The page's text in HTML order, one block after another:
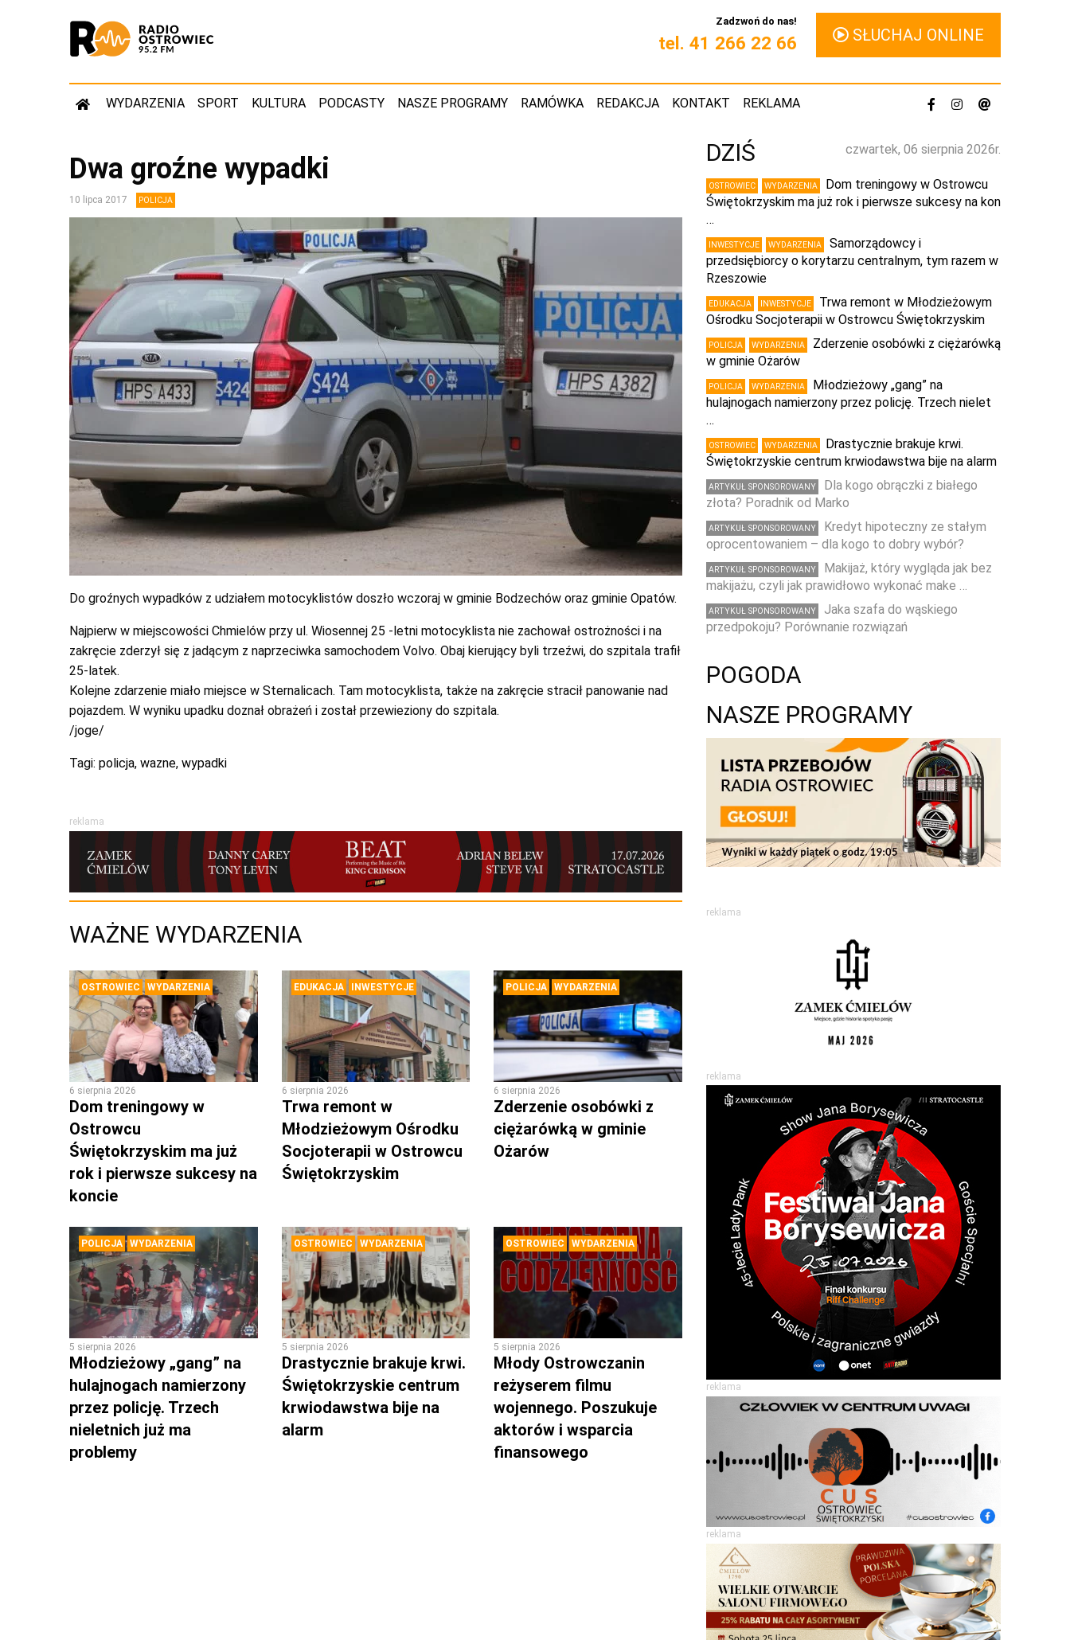
Zadzwoń do nas!
tel. 41 266 22 66 SŁUCHAJ ONLINE
WYDARZENIA SPORT KULTURA PODCASTY NASZE PROGRAMY RAMÓWKA REDAKCJA KONTAKT REKLAMA
Dwa groźne wypadki
10 lipca 2017 POLICJA
Do groźnych wypadków z udziałem motocyklistów doszło wczoraj w gminie Bodzechów oraz gminie Opatów.
Najpierw w miejscowości Chmielów przy ul. Wiosennej 25 -letni motocyklista nie zachował ostrożności i na
zakręcie zderzył się z jadącym z naprzeciwka samochodem Volvo. Obaj kierujący byli trzeźwi, do szpitala trafił
25-latek.
Kolejne zdarzenie miało miejsce w Sternalicach. Tam motocyklista, także na zakręcie stracił panowanie nad
pojazdem. W wyniku upadku doznał obrażeń i został przewieziony do szpitala.
/joge/
Tagi: policja, wazne, wypadki
reklama
WAŻNE WYDARZENIA
OSTROWIEC WYDARZENIA
6 sierpnia 2026
Dom treningowy w
Ostrowcu
Świętokrzyskim ma już
rok i pierwsze sukcesy na
koncie
EDUKACJA INWESTYCJE
6 sierpnia 2026
Trwa remont w
Młodzieżowym Ośrodku
Socjoterapii w Ostrowcu
Świętokrzyskim
POLICJA WYDARZENIA
6 sierpnia 2026
Zderzenie osobówki z
ciężarówką w gminie
Ożarów
POLICJA WYDARZENIA
5 sierpnia 2026
Młodzieżowy „gang” na
hulajnogach namierzony
przez policję. Trzech
nieletnich już ma
problemy
OSTROWIEC WYDARZENIA
5 sierpnia 2026
Drastycznie brakuje krwi.
Świętokrzyskie centrum
krwiodawstwa bije na
alarm
OSTROWIEC WYDARZENIA
5 sierpnia 2026
Młody Ostrowczanin
reżyserem filmu
wojennego. Poszukuje
aktorów i wsparcia
finansowego
czwartek, 06 sierpnia 2026r.
DZIŚ
OSTROWIEC WYDARZENIA
Dom treningowy w Ostrowcu
Świętokrzyskim ma już rok i pierwsze sukcesy na kon
…
INWESTYCJE WYDARZENIA
Samorządowcy i
przedsiębiorcy o korytarzu centralnym, tym razem w
Rzeszowie
EDUKACJA INWESTYCJE
Trwa remont w Młodzieżowym
Ośrodku Socjoterapii w Ostrowcu Świętokrzyskim
POLICJA WYDARZENIA
Zderzenie osobówki z ciężarówką
w gminie Ożarów
POLICJA WYDARZENIA
Młodzieżowy „gang” na
hulajnogach namierzony przez policję. Trzech nielet
…
OSTROWIEC WYDARZENIA
Drastycznie brakuje krwi.
Świętokrzyskie centrum krwiodawstwa bije na alarm
ARTYKUŁ SPONSOROWANY
Dla kogo obrączki z białego
złota? Poradnik od Marko
ARTYKUŁ SPONSOROWANY
Kredyt hipoteczny ze stałym
oprocentowaniem – dla kogo to dobry wybór?
ARTYKUŁ SPONSOROWANY
Makijaż, który wygląda jak bez
makijażu, czyli jak prawidłowo wykonać make …
ARTYKUŁ SPONSOROWANY
Jaka szafa do wąskiego
przedpokoju? Porównanie rozwiązań
POGODA
NASZE PROGRAMY
reklama
reklama
reklama
reklama